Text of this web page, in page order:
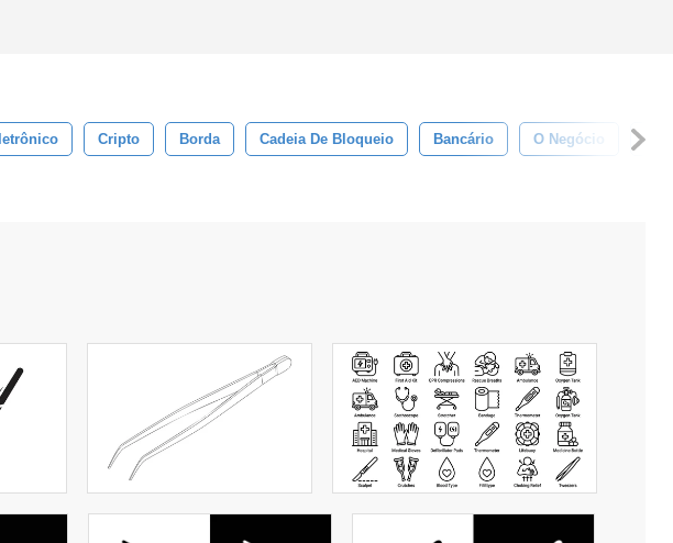
Cripto Borda Cadeia De Bloqueio Bancário O Negócio